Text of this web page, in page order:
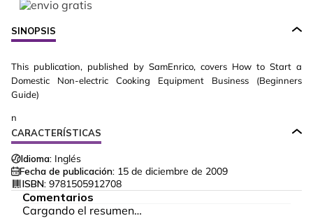
SINOPSIS
This publication, published by SamEnrico, covers How to Start a
Domestic Non-electric Cooking Equipment Business (Beginners
Guide)
n
CARACTERÍSTICAS
Idioma: Inglés
Fecha de publicación: 15 de diciembre de 2009
ISBN: 9781505912708
Comentarios
Cargando el resumen…